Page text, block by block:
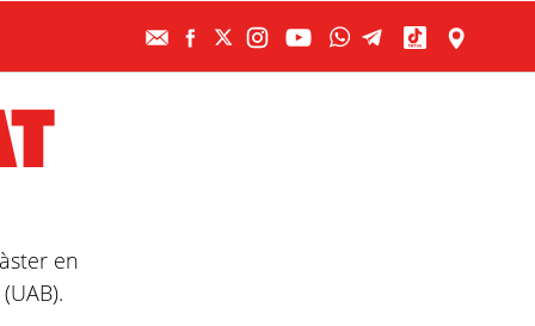
en